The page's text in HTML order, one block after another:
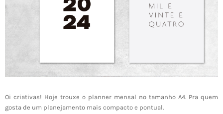
Oi criativas! Hoje trouxe o planner mensal no tamanho A4. Pra quem
gosta de um planejamento mais compacto e pontual.